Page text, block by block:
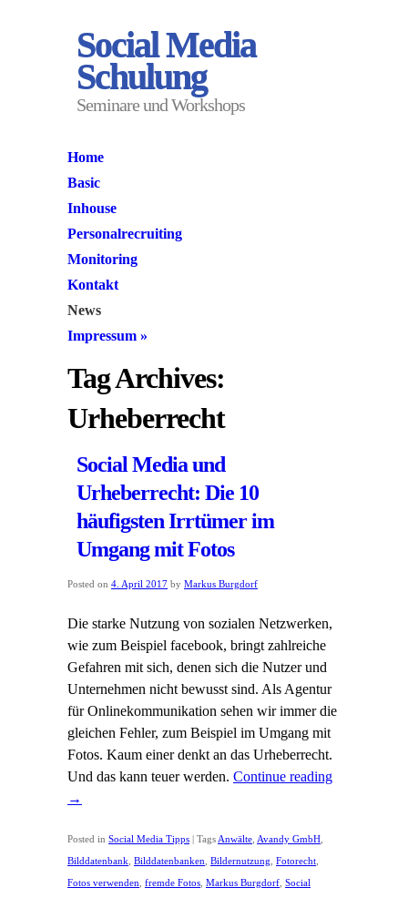
Social Media
Schulung
Seminare und Workshops
Home
Basic
Inhouse
Personalrecruiting
Monitoring
Kontakt
News
Impressum »
Tag Archives:
Urheberrecht
Social Media und
Urheberrecht: Die 10
häufigsten Irrtümer im
Umgang mit Fotos
Posted on 4. April 2017 by Markus Burgdorf
Die starke Nutzung von sozialen Netzwerken,
wie zum Beispiel facebook, bringt zahlreiche
Gefahren mit sich, denen sich die Nutzer und
Unternehmen nicht bewusst sind. Als Agentur
für Onlinekommunikation sehen wir immer die
gleichen Fehler, zum Beispiel im Umgang mit
Fotos. Kaum einer denkt an das Urheberrecht.
Und das kann teuer werden. Continue reading
→
Posted in Social Media Tipps | Tags Anwälte Avandy GmbH
Bilddatenbank Bilddatenbanken Bildernutzung Fotorecht
Fotos verwenden fremde Fotos Markus Burgdorf Social